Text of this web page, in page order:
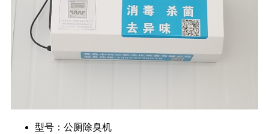
型号：公厕除臭机